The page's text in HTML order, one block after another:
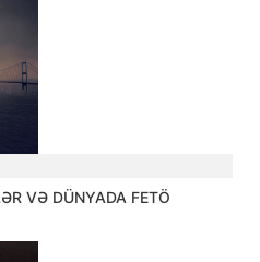
VƏ DÜNYADA FETÖ